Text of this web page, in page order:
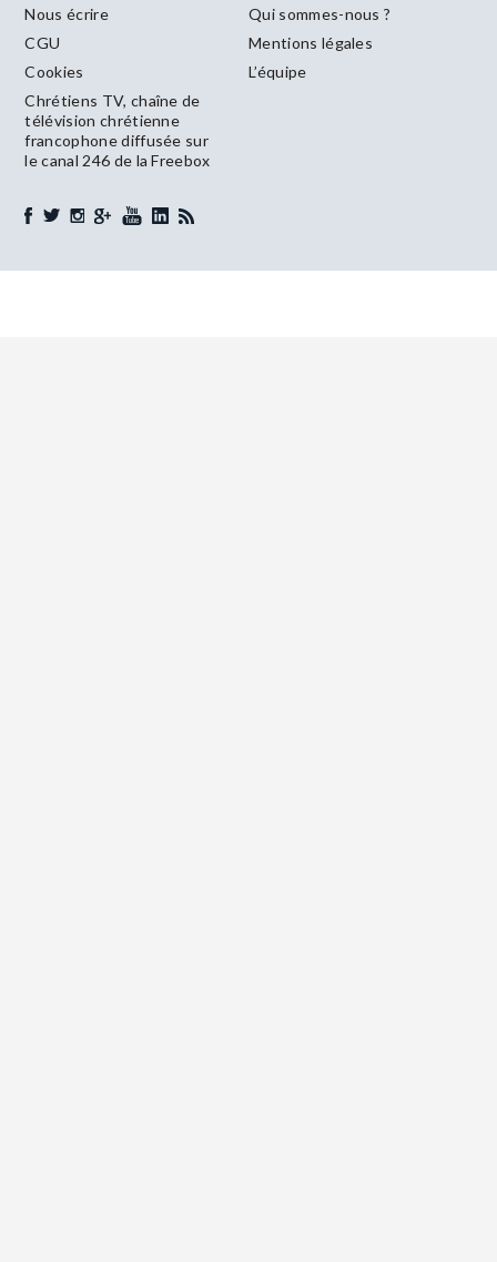
Nous écrire
Qui sommes-nous ?
CGU
Mentions légales
Cookies
L’équipe
Chrétiens TV, chaîne de
télévision chrétienne
francophone diffusée sur
le canal 246 de la Freebox